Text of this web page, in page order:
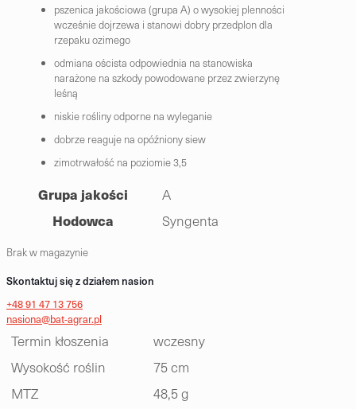
pszenica jakościowa (grupa A) o wysokiej plenności
wcześnie dojrzewa i stanowi dobry przedplon dla
rzepaku ozimego
odmiana oścista odpowiednia na stanowiska
narażone na szkody powodowane przez zwierzynę
leśną
niskie rośliny odporne na wyleganie
dobrze reaguje na opóźniony siew
zimotrwałość na poziomie 3,5
Grupa jakości A
Hodowca Syngenta
Brak w magazynie
Skontaktuj się z działem nasion
+48 91 47 13 756
nasiona@bat-agrar.pl
Termin kłoszenia
wczesny
Wysokość roślin
75 cm
MTZ
48,5 g